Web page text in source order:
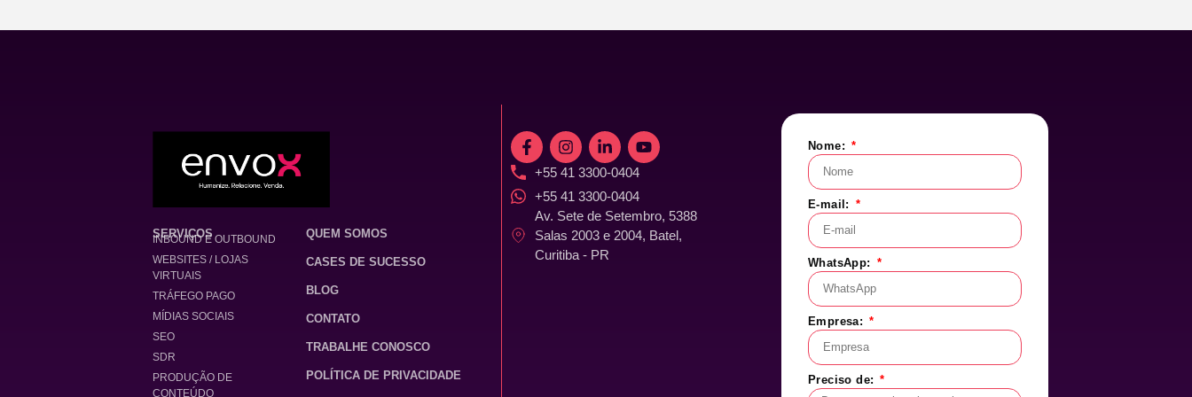
SERVIÇOS
INBOUND E OUTBOUND
WEBSITES / LOJAS
VIRTUAIS
TRÁFEGO PAGO
MÍDIAS SOCIAIS
SEO
SDR
PRODUÇÃO DE
CONTEÚDO
QUEM SOMOS
CASES DE SUCESSO
BLOG
CONTATO
TRABALHE CONOSCO
POLÍTICA DE PRIVACIDADE
+55 41 3300-0404
+55 41 3300-0404
Av. Sete de Setembro, 5388
Salas 2003 e 2004, Batel,
Curitiba - PR
Nome:
E-mail:
WhatsApp:
Empresa:
Preciso de: